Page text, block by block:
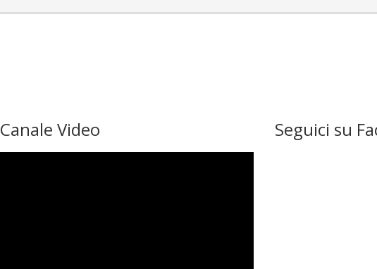
Canale Video Seguici su